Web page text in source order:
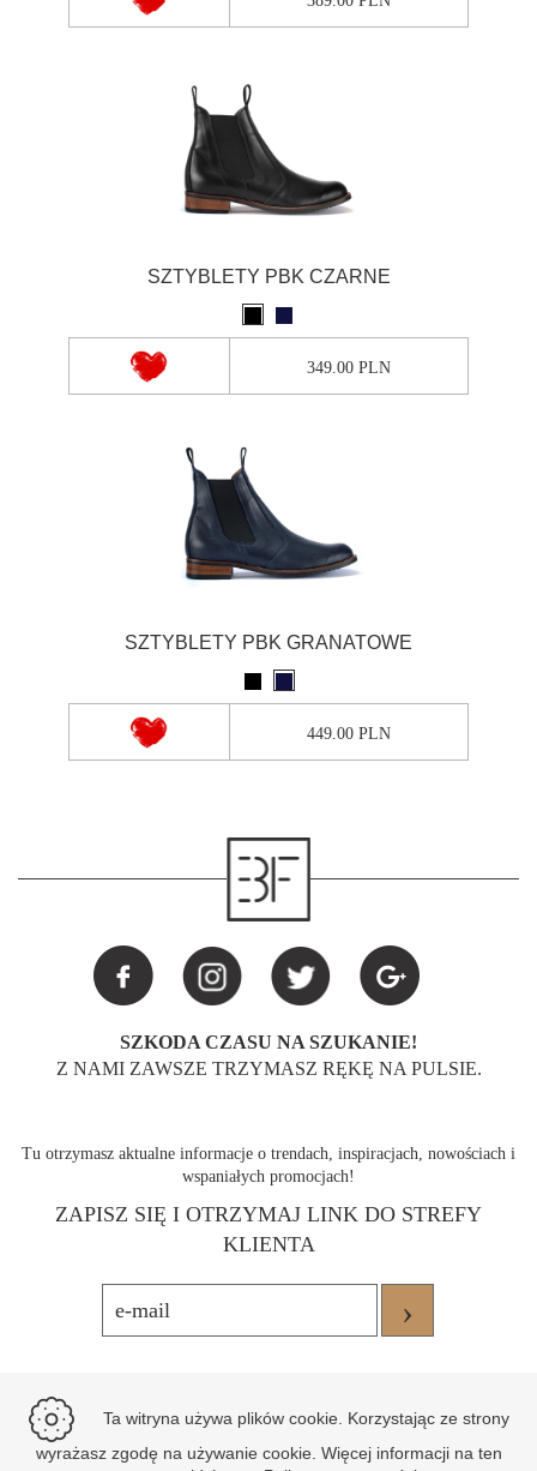
SZTYBLETY PBK CZARNE
349.00 PLN
SZTYBLETY PBK GRANATOWE
449.00 PLN
SZKODA CZASU NA SZUKANIE!
Z NAMI ZAWSZE TRZYMASZ RĘKĘ NA PULSIE.
Tu otrzymasz aktualne informacje o trendach, inspiracjach, nowościach i
wspaniałych promocjach!
ZAPISZ SIĘ I OTRZYMAJ LINK DO STREFY
KLIENTA
›
Ta witryna używa plików cookie. Korzystając ze strony
wyrażasz zgodę na używanie cookie. Więcej informacji na ten